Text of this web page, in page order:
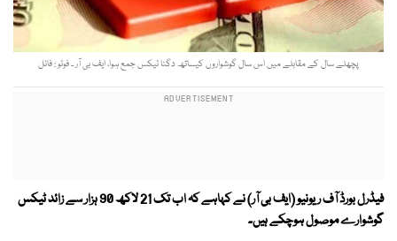
پچھلے سال کے مقابلے میں اس سال گوشواروں کیساتھ دگنا ٹیکس جمع ہوا، ایف بی آر ۔ فوٹو : فائل
فیڈرل بورڈ آف ریونیو (ایف بی آر) نے کہاہے کہ اب تک 21 لاکھ 90 ہزار سے زائد ٹیکس
گوشوارے موصول ہوچکے ہیں۔